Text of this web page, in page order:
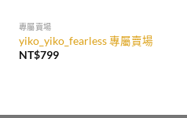
專屬賣場
yiko_yiko_fearless 專屬賣場
NT$799